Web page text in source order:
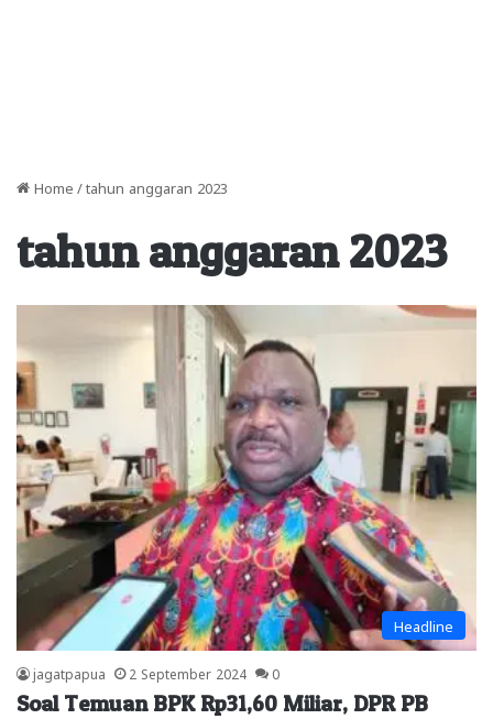
Home / tahun anggaran 2023
tahun anggaran 2023
Headline
jagatpapua 2 September 2024 0
Soal Temuan BPK Rp31,60 Miliar, DPR PB